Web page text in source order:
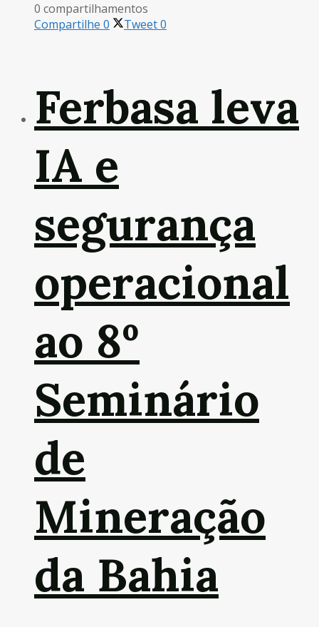
0 compartilhamentos
Compartilhe 0 Tweet0
Ferbasa leva
IA e
segurança
operacional
ao 8º
Seminário
de
Mineração
da Bahia